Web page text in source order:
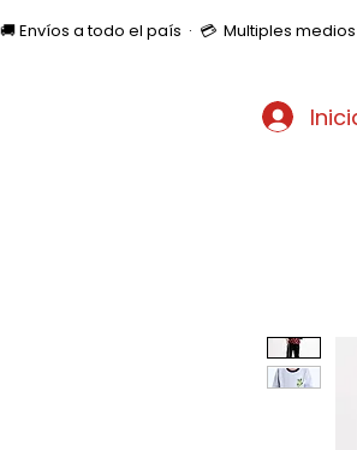
🚚 Envíos a todo el país  ·  💳  Multiples